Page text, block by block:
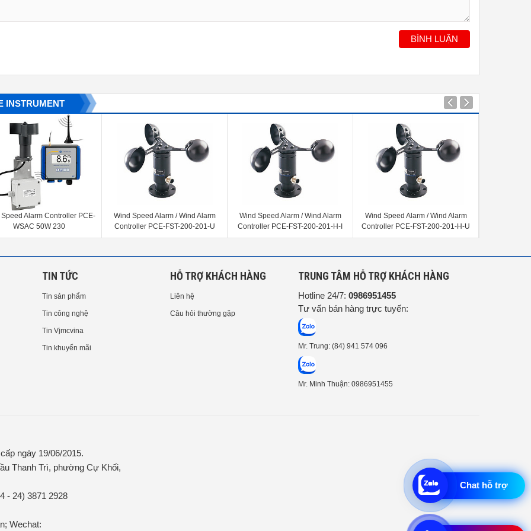
BÌNH LUẬN
INSTRUMENT
Alarm Controller PCE-
WSAC 50W 230
Wind Speed Alarm / Wind Alarm
Controller PCE-FST-200-201-U
Wind Speed Alarm / Wind Alarm
Controller PCE-FST-200-201-H-I
Wind Speed Alarm / Wind Alarm
Controller PCE-FST-200-201-H-U
TIN TỨC
Tin sản phẩm
Tin công nghệ
Tin Vjmcvina
Tin khuyến mãi
HỖ TRỢ KHÁCH HÀNG
Liên hệ
Câu hỏi thường gặp
TRUNG TÂM HỖ TRỢ KHÁCH HÀNG
Hotline 24/7: 0986951455
Tư vấn bán hàng trực tuyến:
Mr. Trung: (84) 941 574 096
Mr. Minh Thuận: 0986951455
ngày 19/06/2015.
Thanh Trì, phường Cự Khối,
- 24) 3871 2928
Wechat:
Chat hỗ trợ